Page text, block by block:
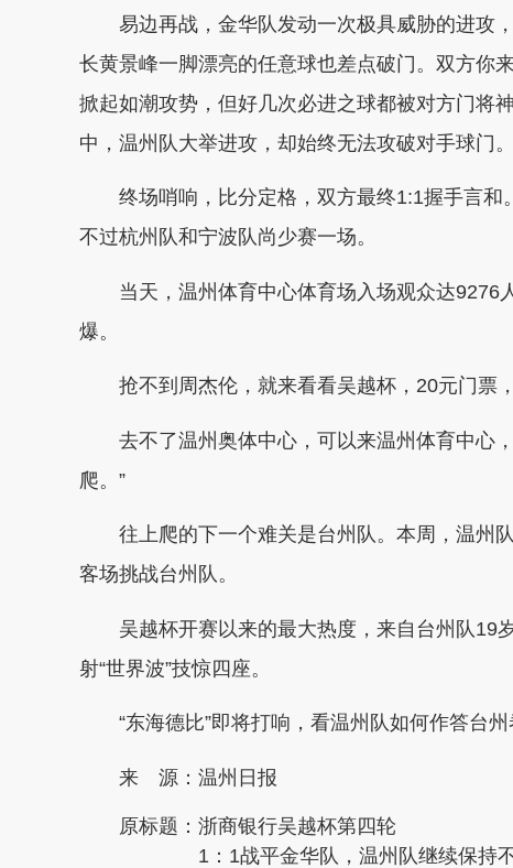
易边再战，金华队发动一次极具威胁的进攻，
长黄景峰一脚漂亮的任意球也差点破门。双方你
掀起如潮攻势，但好几次必进之球都被对方门将
中，温州队大举进攻，却始终无法攻破对手球门。
终场哨响，比分定格，双方最终1:1握手言和
不过杭州队和宁波队尚少赛一场。
当天，温州体育中心体育场入场观众达9276
爆。
抢不到周杰伦，就来看看吴越杯，20元门票，
去不了温州奥体中心，可以来温州体育中心，
爬。”
往上爬的下一个难关是台州队。本周，温州
客场挑战台州队。
吴越杯开赛以来的最大热度，来自台州队19
射“世界波”技惊四座。
“东海德比”即将打响，看温州队如何作答台州
来 源：温州日报
原标题： 浙商银行吴越杯第四轮
1：1战平金华队，温州队继续保持